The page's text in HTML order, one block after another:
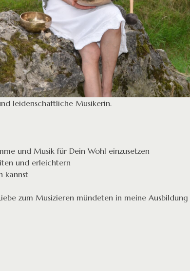
leidenschaftliche Musikerin.
und Musik für Dein Wohl einzusetzen
und erleichtern
kannst
zum Musizieren mündeten in meine